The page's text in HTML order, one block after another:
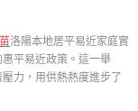
洛陽本地居平易近家庭實
平易近政策。這一舉
力，用供熱熱度進步了